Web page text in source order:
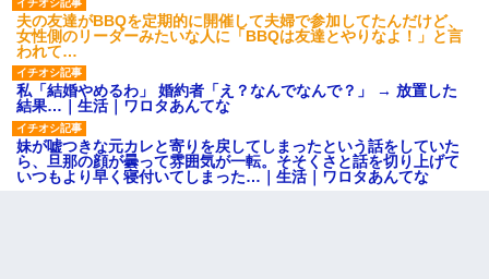
夫の友達がBBQを定期的に開催して夫婦で参加してたんだけど、
女性側のリーダーみたいな人に「BBQは友達とやりなよ！」と言
われて…
私「結婚やめるわ」 婚約者「え？なんでなんで？」 → 放置した
結果…｜生活｜ワロタあんてな
妹が嘘つきな元カレと寄りを戻してしまったという話をしていた
ら、旦那の顔が曇って雰囲気が一転。そそくさと話を切り上げて
いつもより早く寝付いてしまった…｜生活｜ワロタあんてな